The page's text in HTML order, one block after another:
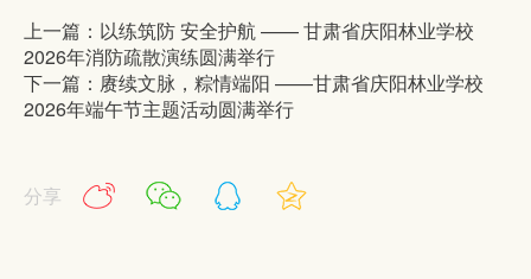
上一篇：以练筑防 安全护航 —— 甘肃省庆阳林业学校
2026年消防疏散演练圆满举行
下一篇：赓续文脉，粽情端阳 ——甘肃省庆阳林业学校
2026年端午节主题活动圆满举行
分享